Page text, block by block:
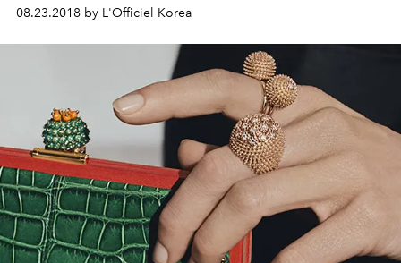
08.23.2018 by L'Officiel Korea